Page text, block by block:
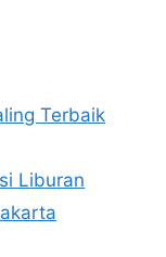
Terbaik
Liburan